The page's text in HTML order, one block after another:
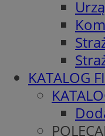
KATALOG